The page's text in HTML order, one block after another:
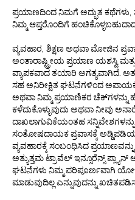
ಪ್ರಯಾಣದಿಂದ ನಿಮಗೆ ಅದ್ಭುತ ಕಥೆಗಳು,
ನಿಮ್ಮ ಆಪ್ತರೊಂದಿಗೆ
ವ್ಯವಹಾರ, ಶಿಕ್ಷಣ ಅಥವಾ ಮೋಜಿನ
ಅಂತಾರಾಷ್ಟ್ರೀಯ ಪ್ರಯಾಣ ಯಶಸ್ವಿ
ವ್ಯಾಪಕವಾದ ತಯಾರಿ ಅಗತ್ಯವಾಗಿದೆ.
ಸಹ ಅನಿರೀಕ್ಷಿತ ಘಟನೆಗಳಿಂದ
ಅಥವಾ ನಿಮ್ಮ ಪ್ರಯಾಣಿಕರ ಚೆಕ್‌ಗಳನ್ನು
ಕಳೆದುಕೊಳ್ಳುವುದು ಅಥವಾ ನೀವು
ದಾಖಲಾಗುವಿಕೆಯಂತಹ
ಸಂತೋಷದಾಯಕ ಪ್ರವಾಸಕ್ಕೆ
ವ್ಯವಹಾರಕ್ಕೆ ಸಂಬಂಧಿಸಿದ
ಅತ್ಯುತ್ತಮ ಟ್ರಾವೆಲ್ ಇನ್ಸೂರೆನ್ಸ್
ಘಟನೆಗಳು ನಿಮ್ಮ ಪರಿಪೂರ್ಣವಾಗಿ
ಮಾಡುವುದಿಲ್ಲ ಎನ್ನುವುದನ್ನು